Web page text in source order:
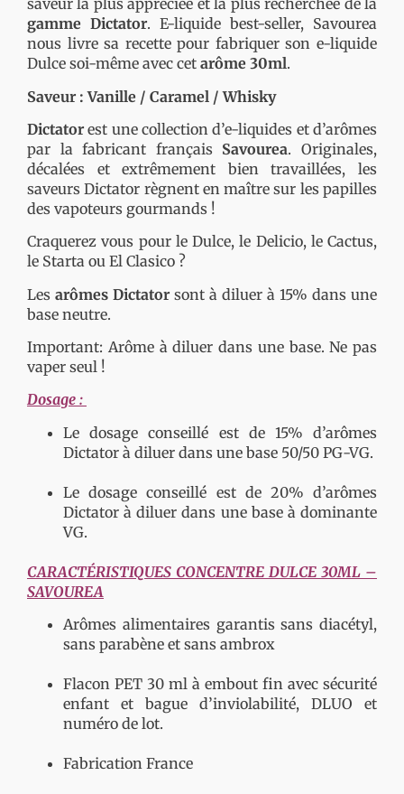
saveur la plus appréciée et la plus recherchée de la
gamme Dictator. E-liquide best-seller, Savourea
nous livre sa recette pour fabriquer son e-liquide
Dulce soi-même avec cet arôme 30ml.
Saveur : Vanille / Caramel / Whisky
Dictator est une collection d’e-liquides et d’arômes
par la fabricant français Savourea. Originales,
décalées et extrêmement bien travaillées, les
saveurs Dictator règnent en maître sur les papilles
des vapoteurs gourmands !
Craquerez vous pour le Dulce, le Delicio, le Cactus,
le Starta ou El Clasico ?
Les arômes Dictator sont à diluer à 15% dans une
base neutre.
Important: Arôme à diluer dans une base. Ne pas
vaper seul !
Dosage :
Le dosage conseillé est de 15% d’arômes
Dictator à diluer dans une base 50/50 PG-VG.
Le dosage conseillé est de 20% d’arômes
Dictator à diluer dans une base à dominante
VG.
CARACTÉRISTIQUES CONCENTRE DULCE 30ML –
SAVOUREA
Arômes alimentaires garantis sans diacétyl,
sans parabène et sans ambrox
Flacon PET 30 ml à embout fin avec sécurité
enfant et bague d’inviolabilité, DLUO et
numéro de lot.
Fabrication France